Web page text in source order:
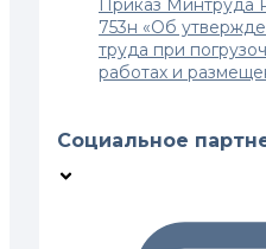
753н «Об
труда при
работах и
Социальное